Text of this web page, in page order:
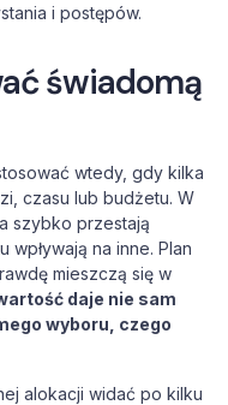
i postępów.
świadomą
wtedy, gdy kilka
czasu lub budżetu. W
szybko przestają
na inne. Plan
mieszczą się w
daje nie sam
wyboru, czego
alokacji widać po kilku